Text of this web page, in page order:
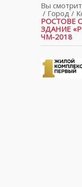
Вы
/ Город/
РОСТОВЕ
ЗДАНИЕ
ЧМ-2018